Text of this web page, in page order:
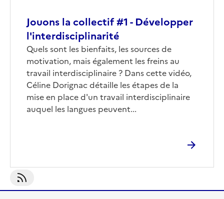
Jouons la collectif #1 - Développer
l'interdisciplinarité
Corps
Quels sont les bienfaits, les sources de
motivation, mais également les freins au
travail interdisciplinaire ? Dans cette vidéo,
Céline Dorignac détaille les étapes de la
mise en place d'un travail interdisciplinaire
auquel les langues peuvent...
S'abonner À Jouons-La Collectif